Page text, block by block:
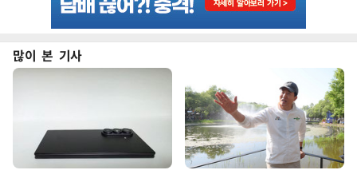
많이 본 기사